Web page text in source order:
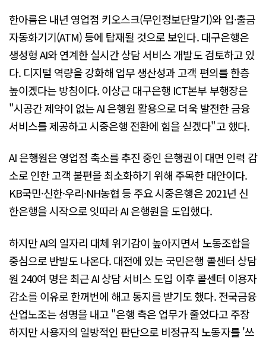
한아름은 내년 영업점 키오스크(무인정보단말기)와 입·출금
자동화기기(ATM) 등에 탑재될 것으로 보인다. 대구은행은
생성형 AI와 연계한 실시간 상담 서비스 개발도 검토하고 있
다. 디지털 역량을 강화해 업무 생산성과 고객 편의를 한층
높이겠다는 방침이다. 이상근 대구은행 ICT본부 부행장은
"시공간 제약이 없는 AI 은행원 활용으로 더욱 발전한 금융
서비스를 제공하고 시중은행 전환에 힘을 싣겠다"고 했다.
AI 은행원은 영업점 축소를 추진 중인 은행권이 대면 인력 감
소로 인한 고객 불편을 최소화하기 위해 주목한 대안이다.
KB국민·신한·우리·NH농협 등 주요 시중은행은 2021년 신
한은행을 시작으로 잇따라 AI 은행원을 도입했다.
하지만 AI의 일자리 대체 위기감이 높아지면서 노동조합을
중심으로 반발도 나온다. 대전에 있는 국민은행 콜센터 상담
원 240여 명은 최근 AI 상담 서비스 도입 이후 콜센터 이용자
감소를 이유로 한꺼번에 해고 통지를 받기도 했다. 전국금융
산업노조는 성명을 내고 "은행 측은 업무가 줄었다고 주장
하지만 사용자의 일방적인 판단으로 비정규직 노동자를 '쓰